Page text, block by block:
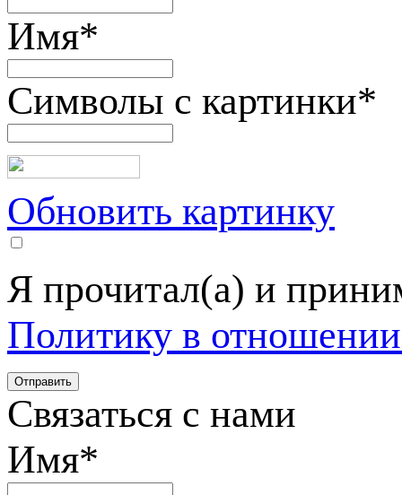
Имя*
Символы с картинки*
Обновить картинку
Я прочитал(а) и
Политику в
Связаться с нами
Имя*